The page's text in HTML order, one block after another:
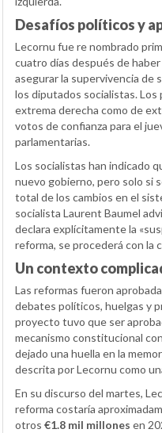
Desafíos políticos y
Lecornu fue re nombrado
cuatro días después de
asegurar la supervivencia de
los diputados socialistas.
extrema derecha como de
votos de confianza para el
parlamentarias.
Los socialistas han indicado
nuevo gobierno, pero solo si
total de los cambios en el
socialista Laurent Baumel
declara explícitamente la
reforma, se procederá con la
Un contexto
Las reformas fueron
debates políticos, huelgas y
proyecto tuvo que ser
mecanismo constitucional
dejado una huella en la
descrita por Lecornu como
En su discurso del martes,
reforma costaría
otros €1.8 mil millones en